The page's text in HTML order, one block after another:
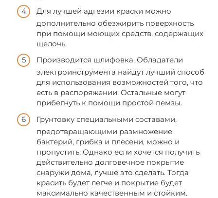
Для лучшей адгезии краски можно
дополнительно обезжирить поверхность
при помощи моющих средств, содержащих
щелочь.
Производится шлифовка. Обладатели
электроинструмента найдут лучший способ
для использования возможностей того, что
есть в распоряжении. Остальные могут
прибегнуть к помощи простой пемзы.
Грунтовку специальными составами,
предотвращающими размножение
бактерий, грибка и плесени, можно и
пропустить. Однако если хочется получить
действительно долговечное покрытие
снаружи дома, лучше это сделать. Тогда
красить будет легче и покрытие будет
максимально качественным и стойким.